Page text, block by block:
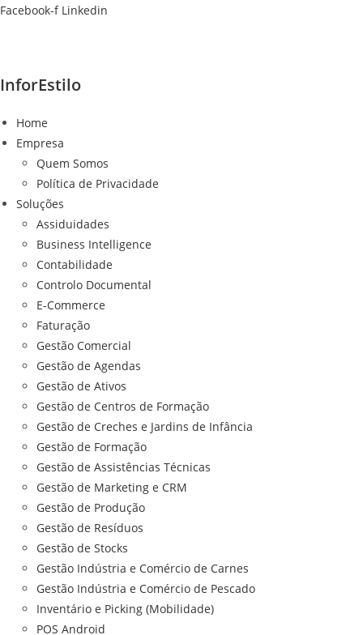
Ir
Facebook-f Linkedin
InforEstilo
Home
Empresa
Quem Somos
Política de Privacidade
Soluções
Assiduidades
Business Intelligence
Contabilidade
Controlo Documental
E-Commerce
Faturação
Gestão Comercial
Gestão de Agendas
Gestão de Ativos
Gestão de Centros de Formação
Gestão de Creches e Jardins de Infância
Gestão de Formação
Gestão de Assistências Técnicas
Gestão de Marketing e CRM
Gestão de Produção
Gestão de Resíduos
Gestão de Stocks
Gestão Indústria e Comércio de Carnes
Gestão Indústria e Comércio de Pescado
Inventário e Picking (Mobilidade)
POS Android